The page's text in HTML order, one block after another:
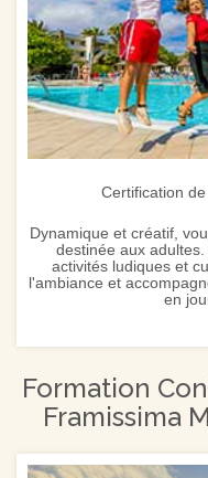
Certification
Dynamique et créatif,
destinée aux
activités ludiques et
l'ambiance et
en
Formation
Framissima